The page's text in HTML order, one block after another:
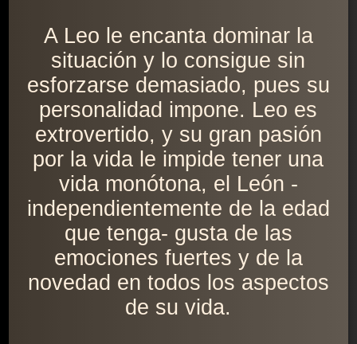
A Leo le encanta dominar la
situación y lo consigue sin
esforzarse demasiado, pues su
personalidad impone. Leo es
extrovertido, y su gran pasión
por la vida le impide tener una
vida monótona, el León -
independientemente de la edad
que tenga- gusta de las
emociones fuertes y de la
novedad en todos los aspectos
de su vida.